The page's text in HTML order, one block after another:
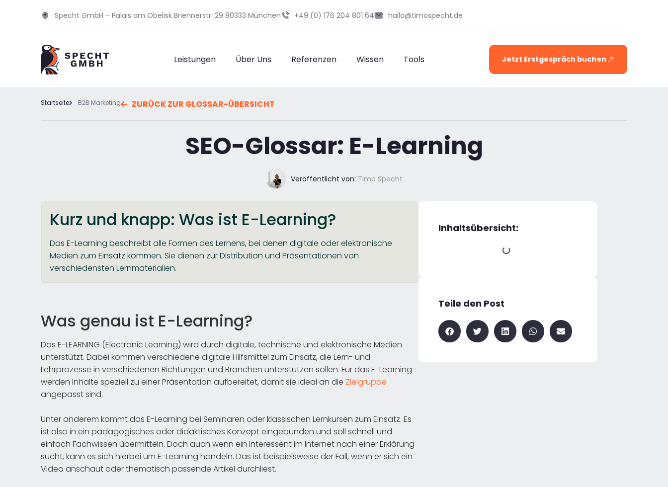
Specht GmbH – Palais am Obelisk Briennerstr. 29 80333 München +49 (0) 176 204 801 64 hallo@timospecht.de
Leistungen Über Uns Referenzen Wissen Tools Jetzt Erstgespräch buchen
Startseite B2B Marketing ZURÜCK ZUR GLOSSAR-ÜBERSICHT
SEO-Glossar: E-Learning
Veröffentlicht von: Timo Specht
Kurz und knapp: Was ist E-Learning?
Das E-Learning beschreibt alle Formen des Lernens, bei denen digitale oder elektronische
Medien zum Einsatz kommen. Sie dienen zur Distribution und Präsentationen von
verschiedensten Lernmaterialien.
Was genau ist E-Learning?
Das E-LEARNING (Electronic Learning) wird durch digitale, technische und elektronische Medien
unterstützt. Dabei kommen verschiedene digitale Hilfsmittel zum Einsatz, die Lern- und
Lehrprozesse in verschiedenen Richtungen und Branchen unterstützen sollen. Für das E-Learning
werden Inhalte speziell zu einer Präsentation aufbereitet, damit sie ideal an die Zielgruppe
angepasst sind.
Unter anderem kommt das E-Learning bei Seminaren oder klassischen Lernkursen zum Einsatz. Es
ist also in ein pädagogisches oder didaktisches Konzept eingebunden und soll schnell und
einfach Fachwissen übermitteln. Doch auch wenn ein Interessent im Internet nach einer Erklärung
sucht, kann es sich hierbei um E-Learning handeln. Das ist beispielsweise der Fall, wenn er sich ein
Video anschaut oder thematisch passende Artikel durchliest.
Inhaltsübersicht:
Teile den Post